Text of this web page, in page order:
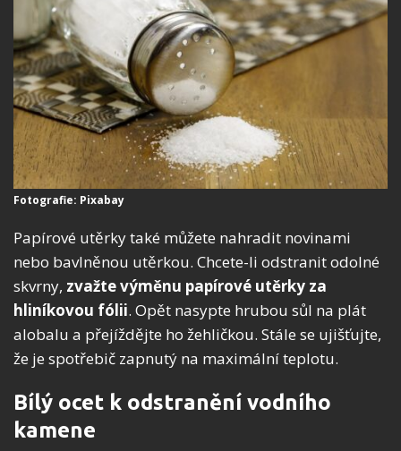
Fotografie: Pixabay
Papírové utěrky také můžete nahradit novinami
nebo bavlněnou utěrkou. Chcete-li odstranit odolné
skvrny, zvažte výměnu papírové utěrky za
hliníkovou fólii. Opět nasypte hrubou sůl na plát
alobalu a přejíždějte ho žehličkou. Stále se ujišťujte,
že je spotřebič zapnutý na maximální teplotu.
Bílý ocet k odstranění vodního
kamene